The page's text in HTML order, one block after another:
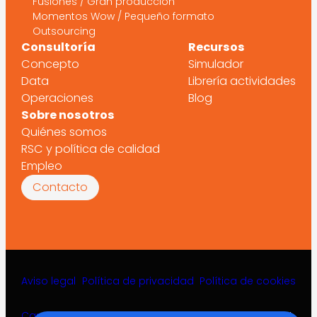
Momentos Wow / Pequeño formato
Outsourcing
Consultoría
Concepto
Data
Operaciones
Recursos
Simulador
Librería actividades
Blog
Sobre nosotros
Quiénes somos
RSC y política de calidad
Empleo
Contacto
Aviso legal Política de privacidad Política de cookies